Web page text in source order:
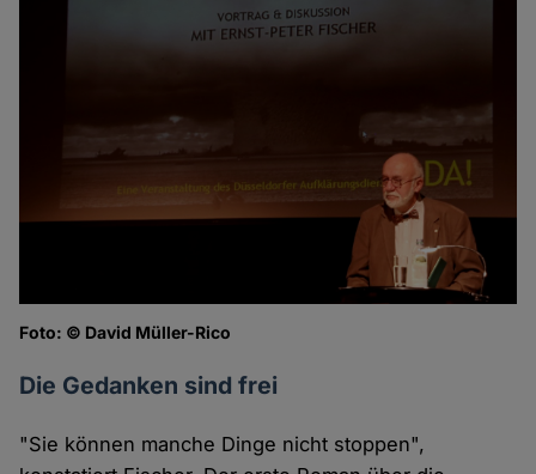
Foto: © David Müller-Rico
Die Gedanken sind frei
"Sie können manche Dinge nicht stoppen",